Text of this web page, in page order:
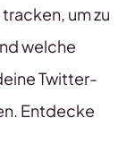
um zu
welche
Twitter-
Entdecke